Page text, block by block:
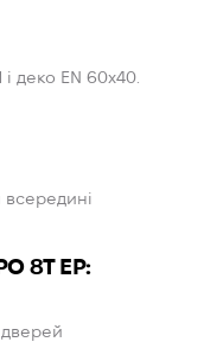
деко EN 60x40.
8T EP:
дверей